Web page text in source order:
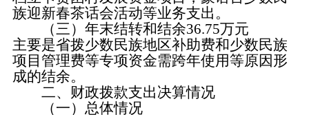
族迎新春茶话会活动等业务支出。
（三）年末结转和结余36.75万元
主要是省拨少数民族地区补助费和少数民族
项目管理费等专项资金需跨年使用等原因形
成的结余。
二、财政拨款支出决算情况
（一）总体情况